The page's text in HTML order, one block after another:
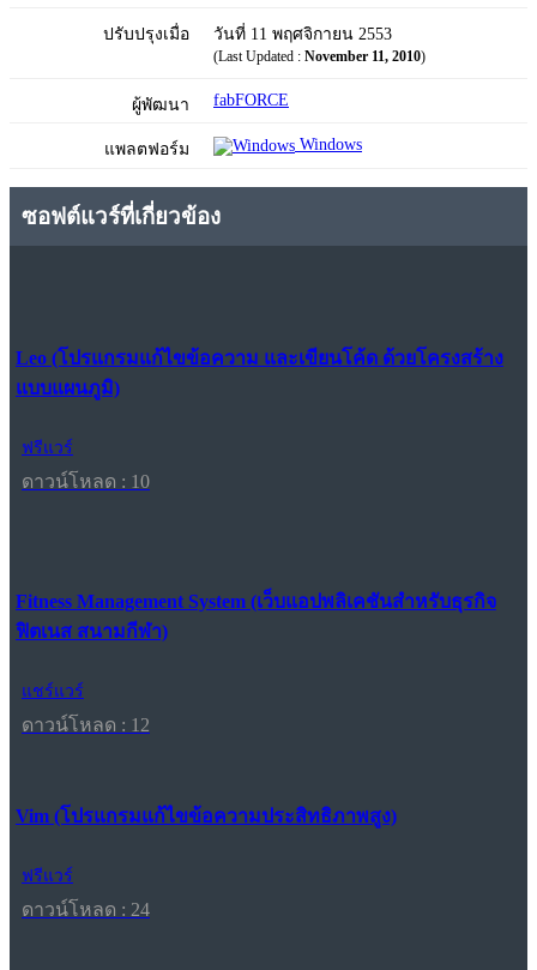
ปรับปรุงเมื่อ วันที่ 11 พฤศจิกายน 2553
(Last Updated : November 11, 2010)
ผู้พัฒนา fabFORCE
แพลตฟอร์ม Windows
ซอฟต์แวร์ที่เกี่ยวข้อง
Leo (โปรแกรมแก้ไขข้อความ และเขียนโค้ด ด้วยโครงสร้าง
แบบแผนภูมิ)
ฟรีแวร์
ดาวน์โหลด : 10
Fitness Management System (เว็บแอปพลิเคชันสำหรับธุรกิจ
ฟิตเนส สนามกีฬา)
แชร์แวร์
ดาวน์โหลด : 12
Vim (โปรแกรมแก้ไขข้อความประสิทธิภาพสูง)
ฟรีแวร์
ดาวน์โหลด : 24